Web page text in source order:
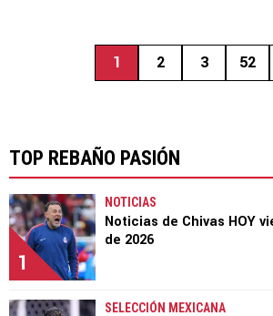
1 2 3 52
TOP REBAÑO PASIÓN
1
NOTICIAS
Noticias de Chivas HOY
de 2026
SELECCIÓN MEXICANA